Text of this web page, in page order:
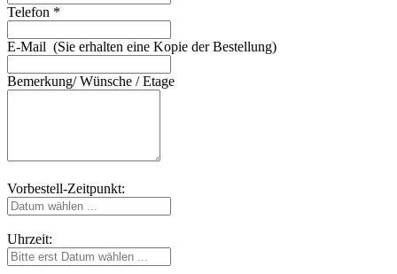
Telefon *
E-Mail (Sie erhalten eine Kopie der Bestellung)
Bemerkung/ Wünsche / Etage
Vorbestell-Zeitpunkt:
Uhrzeit: